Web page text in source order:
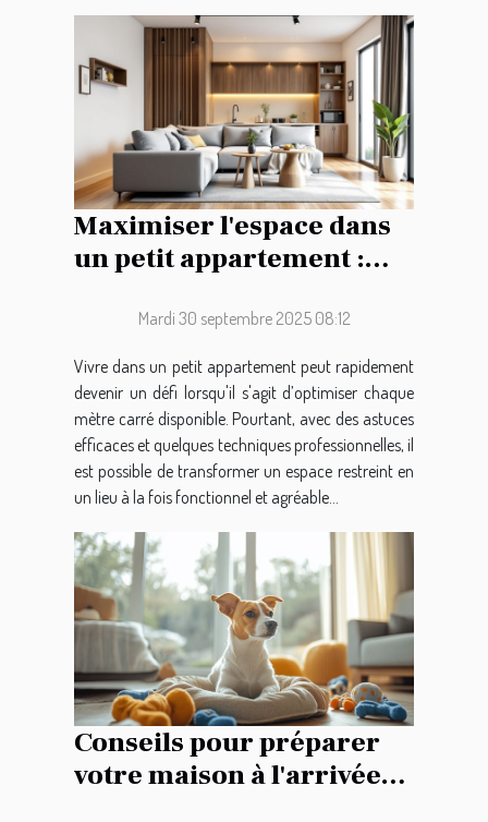
Maximiser l'espace dans
un petit appartement :
Mardi 30 septembre 2025 08:12
Vivre dans un petit appartement peut rapidement
devenir un défi lorsqu'il s'agit d’optimiser chaque
mètre carré disponible. Pourtant, avec des astuces
efficaces et quelques techniques professionnelles, il
est possible de transformer un espace restreint en
un lieu à la fois fonctionnel et agréable...
Conseils pour préparer
votre maison à l'arrivée